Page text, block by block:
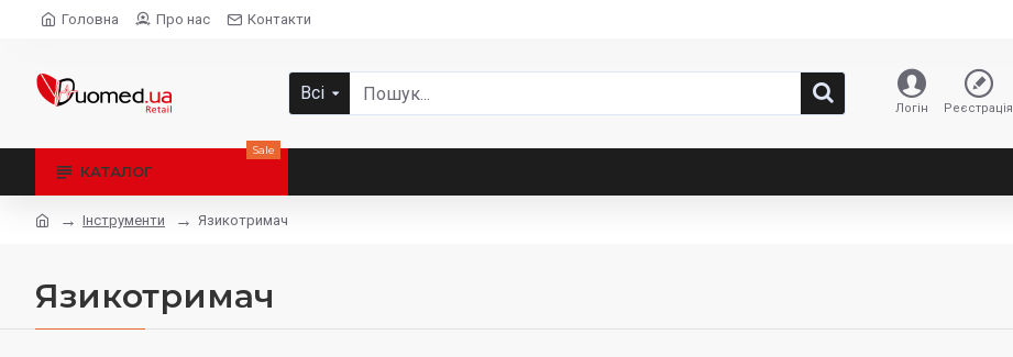
Головна Про нас Контакти
Всі
Логін Реєстрація
КАТАЛОГ
Sale
Інструменти Язикотримач
Язикотримач